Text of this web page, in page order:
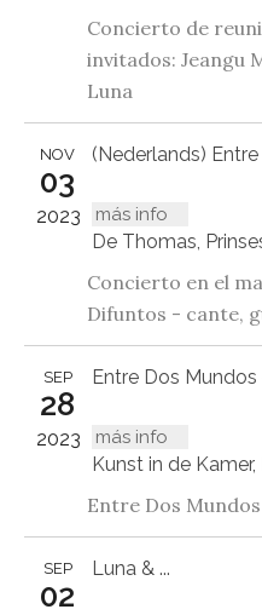
Concierto de
invitados: Jeangu
Luna
(Nederlands)
más info
NOV
03
2023
Concierto en el
Difuntos - cante,
Entre Dos
más info
SEP
28
2023
Kunst in de
Entre Dos
Luna & ...
SEP
02